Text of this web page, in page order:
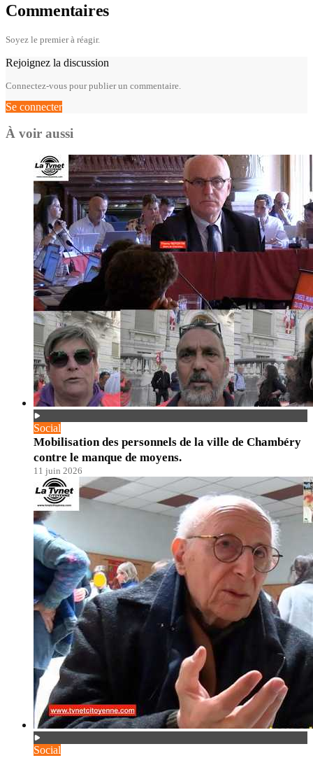
Commentaires
Soyez le premier à réagir.
Rejoignez la discussion
Connectez-vous pour publier un commentaire.
Se connecter
À voir aussi
Social
Mobilisation des personnels de la ville de Chambéry
contre le manque de moyens.
11 juin 2026
Social